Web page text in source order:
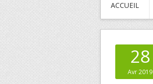
ACCUEIL
28
Avr 2019